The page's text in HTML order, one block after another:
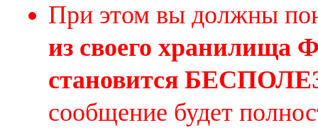
При этом вы должны
из своего
становится
сообщение будет